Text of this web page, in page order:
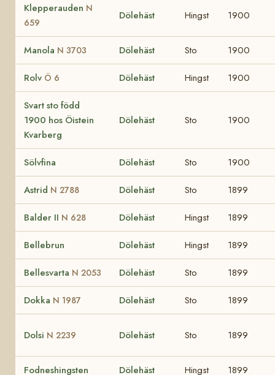
Klepperauden N
659
Dölehäst Hingst 1900
Manola N 3703 Dölehäst Sto 1900
Rolv Ö 6 Dölehäst Hingst 1900
Svart sto född
1900 hos Öistein
Kvarberg
Dölehäst Sto 1900
Sölvfina Dölehäst Sto 1900
Astrid N 2788 Dölehäst Sto 1899
Balder II N 628 Dölehäst Hingst 1899
Bellebrun Dölehäst Hingst 1899
Bellesvarta N 2053 Dölehäst Sto 1899
Dokka N 1987 Dölehäst Sto 1899
Dolsi N 2239 Dölehäst Sto 1899
Fodneshingsten Dölehäst Hingst 1899